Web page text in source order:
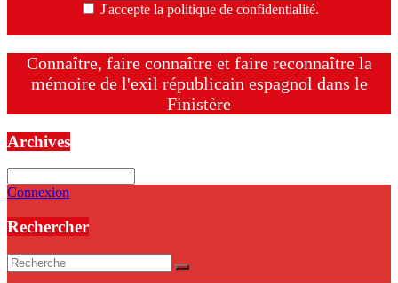
J'accepte la politique de confidentialité.
Connaître, faire connaître et faire reconnaître la
mémoire de l'exil républicain espagnol dans le
Finistère
Archives
Connexion
Rechercher